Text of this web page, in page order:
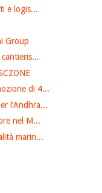
e logis...
Group
di 4...
l’Andhra...
nel M...
marin...